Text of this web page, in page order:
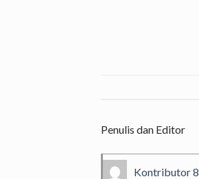
Penulis dan Editor
Kontributor 8